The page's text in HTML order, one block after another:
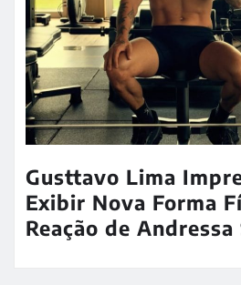
Gusttavo Lima
Exibir Nova Forma
Reação de Andressa